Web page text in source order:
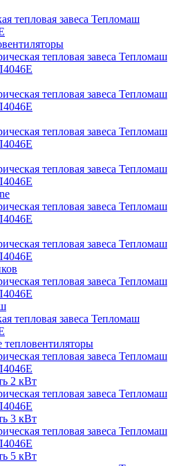
тепловентиляторы
2 кВт
3 кВт
5 кВт